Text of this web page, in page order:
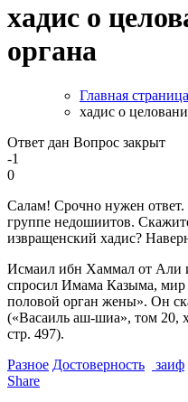
хадис о
органа
Главная страница
хадис о
Ответ дан Вопрос закрыт
-1
0
Салам! Срочно нужен
группе недошиитов.
извращенский хадис?
Исмаил ибн Хаммал от Али
спросил Имама Казыма, мир
половой орган жены». Он
(«Васаиль аш-шиа», том 20,
стр. 497).
Разное Достоверность заиф
Share